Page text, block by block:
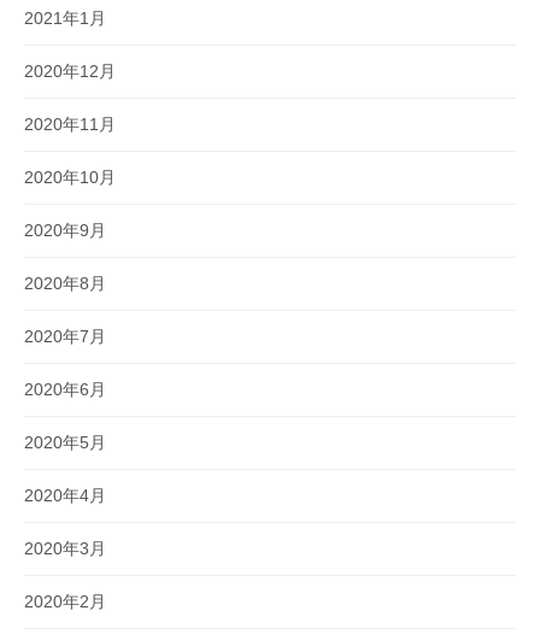
2021年1月
2020年12月
2020年11月
2020年10月
2020年9月
2020年8月
2020年7月
2020年6月
2020年5月
2020年4月
2020年3月
2020年2月